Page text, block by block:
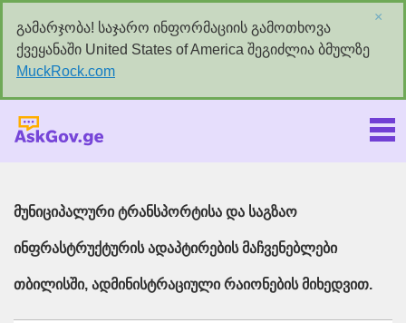
გამარჯობა! საჯარო ინფორმაციის გამოთხოვა
ქვეყანაში United States of America შეგიძლია ბმულზე
MuckRock.com
×
მუნიციპალური ტრანსპორტისა და საგზაო
ინფრასტრუქტურის ადაპტირების მაჩვენებლები
თბილისში, ადმინისტრაციული რაიონების მიხედვით.